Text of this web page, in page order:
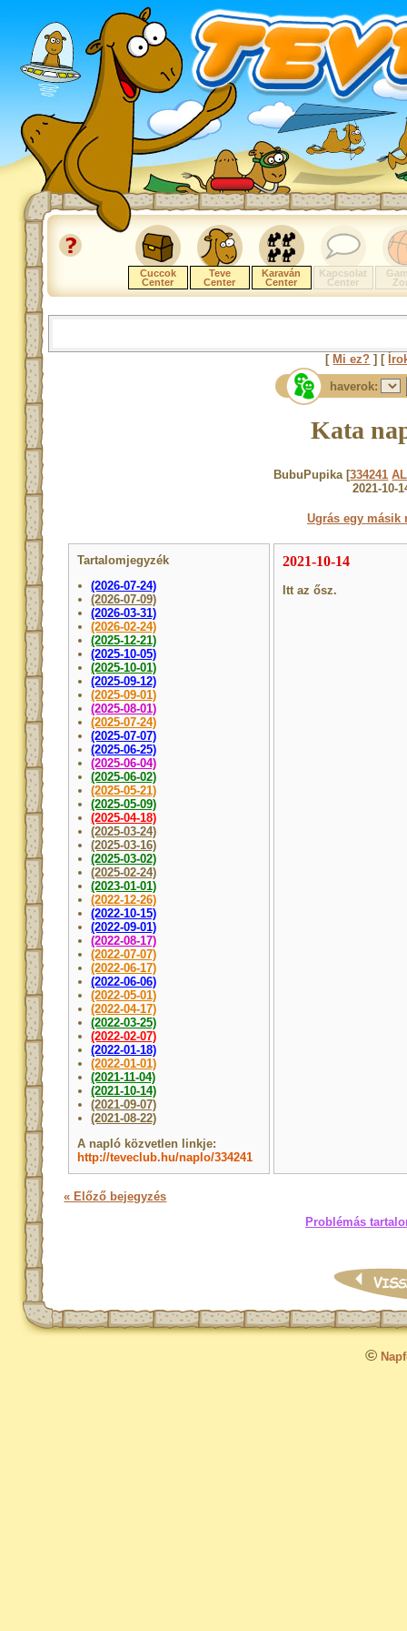
Cuccok
Center
Teve
Center
Karaván
Center
Kapcsolat
Center
[ Mi ez? ] [
haverok:
Kata
BubuPupika [334241 AL
2021-10-
Ugrás egy másik
Tartalomjegyzék
(2026-07-24)
(2026-07-09)
(2026-03-31)
(2026-02-24)
(2025-12-21)
(2025-10-05)
(2025-10-01)
(2025-09-12)
(2025-09-01)
(2025-08-01)
(2025-07-24)
(2025-07-07)
(2025-06-25)
(2025-06-04)
(2025-06-02)
(2025-05-21)
(2025-05-09)
(2025-04-18)
(2025-03-24)
(2025-03-16)
(2025-03-02)
(2025-02-24)
(2023-01-01)
(2022-12-26)
(2022-10-15)
(2022-09-01)
(2022-08-17)
(2022-07-07)
(2022-06-17)
(2022-06-06)
(2022-05-01)
(2022-04-17)
(2022-03-25)
(2022-02-07)
(2022-01-18)
(2022-01-01)
(2021-11-04)
(2021-10-14)
(2021-09-07)
(2021-08-22)
A napló közvetlen linkje:
http://teveclub.hu/naplo/334241
2021-10-14
Itt az ősz.
« Előző bejegyzés
Problémás
©